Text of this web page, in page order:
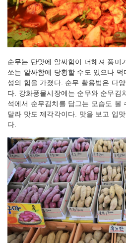
순무는 단맛에 알싸함이 더해져 풍미
쏘는 알싸함에 당황할 수도 있으나
성의 힘을 가졌다. 순무 활용법은 다
다. 강화풍물시장에는 순무와 순무김
석에서 순무김치를 담그는 모습도 볼
달라 맛도 제각각이다. 맛을 보고 입
다.